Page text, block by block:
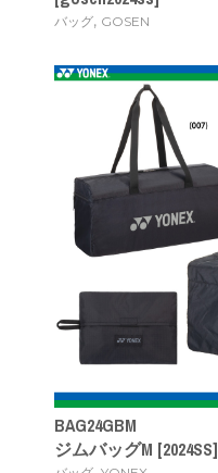
バッグ, GOSEN
BAG24GBM
ジムバッグM [2024SS]